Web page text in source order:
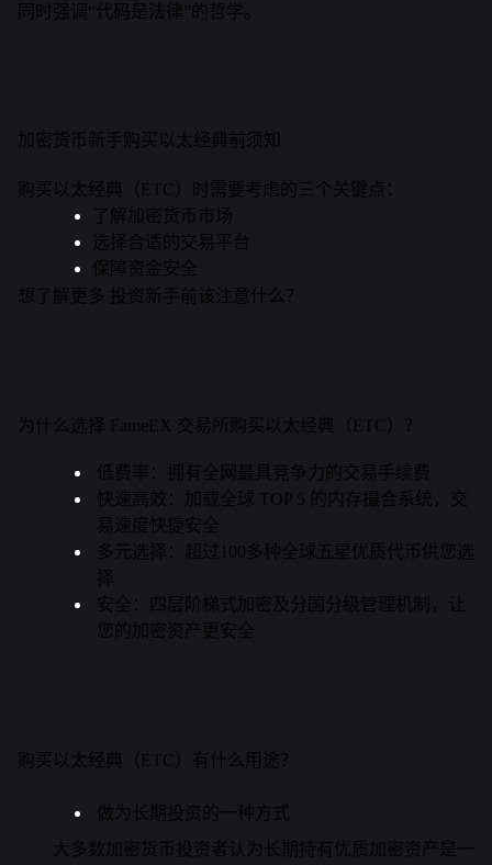
同时强调“代码是法律”的哲学。
加密货币新手购买以太经典前须知
购买以太经典（ETC）时需要考虑的三个关键点：
了解加密货币市场
选择合适的交易平台
保障资金安全
想了解更多 投资新手前该注意什么？
为什么选择 FameEX 交易所购买以太经典（ETC）？
低费率 ： 拥有全网最具竞争力的交易手续费
快速高效：加载全球 TOP 5 的内存撮合系统，交
易速度快捷安全
多元选择：超过100多种全球五星优质代币供您选
择
安全：四层阶梯式加密及分国分级管理机制，让
您的加密资产更安全
购买以太经典（ETC）有什么用途？
做为长期投资的一种方式
大多数加密货币投资者认为长期持有优质加密资产是一